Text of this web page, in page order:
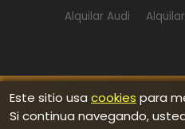
Este sitio usa cookies para
Si continua navegando,
Alquilar Audi